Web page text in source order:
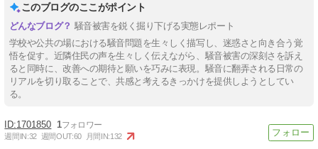
このブログのここがポイント
騒音被害を鋭く掘り下げる実態レポート
学校や公共の場における騒音問題を生々しく描写し、迷惑さと向き合う覚
悟を促す。近隣住民の声を生々しく伝えながら、騒音被害の深刻さを訴え
ると同時に、改善への期待と願いを巧みに表現。騒音に翻弄される日常の
リアルを切り取ることで、共感と考えるきっかけを提供しようとしてい
る。
1701850 1
週間IN:32 週間OUT:60 月間IN:132